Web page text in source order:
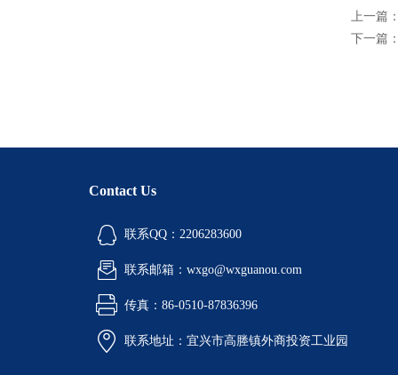
上一篇
下一篇
Contact Us
联系QQ：2206283600
联系邮箱：wxgo@wxguanou.com
传真：86-0510-87836396
联系地址：宜兴市高塍镇外商投资工业园